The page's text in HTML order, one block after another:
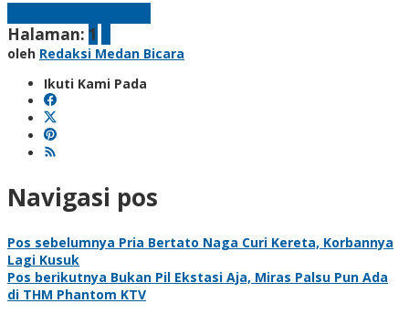
Halaman: 1
oleh Redaksi Medan Bicara
Ikuti Kami Pada
Navigasi pos
Pos sebelumnya Pria Bertato Naga Curi Kereta, Korbannya
Lagi Kusuk
Pos berikutnya Bukan Pil Ekstasi Aja, Miras Palsu Pun Ada
di THM Phantom KTV